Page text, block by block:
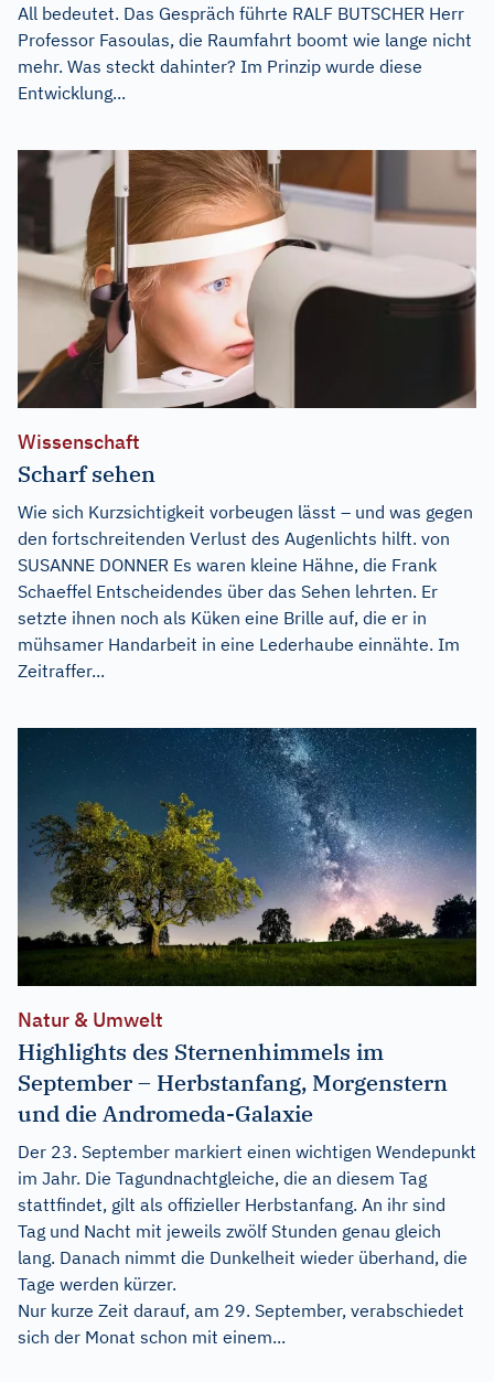
All bedeutet. Das Gespräch führte RALF BUTSCHER Herr
Professor Fasoulas, die Raumfahrt boomt wie lange nicht
mehr. Was steckt dahinter? Im Prinzip wurde diese
Entwicklung...
Wissenschaft
Scharf sehen
Wie sich Kurzsichtigkeit vorbeugen lässt – und was gegen
den fortschreitenden Verlust des Augenlichts hilft. von
SUSANNE DONNER Es waren kleine Hähne, die Frank
Schaeffel Entscheidendes über das Sehen lehrten. Er
setzte ihnen noch als Küken eine Brille auf, die er in
mühsamer Handarbeit in eine Lederhaube einnähte. Im
Zeitraffer...
Natur & Umwelt
Highlights des Sternenhimmels im
September – Herbstanfang, Morgenstern
und die Andromeda-Galaxie
Der 23. September markiert einen wichtigen Wendepunkt
im Jahr. Die Tagundnachtgleiche, die an diesem Tag
stattfindet, gilt als offizieller Herbstanfang. An ihr sind
Tag und Nacht mit jeweils zwölf Stunden genau gleich
lang. Danach nimmt die Dunkelheit wieder überhand, die
Tage werden kürzer.
Nur kurze Zeit darauf, am 29. September, verabschiedet
sich der Monat schon mit einem...